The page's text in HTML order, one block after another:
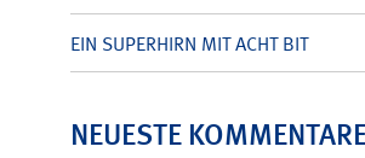
EIN SUPERHIRN MIT ACHT BIT
NEUESTE